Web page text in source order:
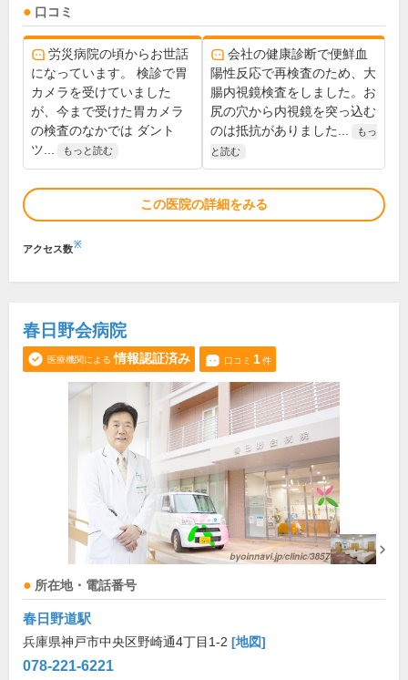
口コミ
労災病院の頃からお世話
になっています。 検診で胃
カメラを受けていました
が、今まで受けた胃カメラ
の検査のなかでは ダント
ツ...
もっと読む
会社の健康診断で便鮮血
陽性反応で再検査のため、大
腸内視鏡検査をしました。お
尻の穴から内視鏡を突っ込む
のは抵抗がありました...
もっ
と読む
この医院の詳細をみる
アクセス数※
春日野会病院
医療機関による 情報認証済み 口コミ 1件
所在地・電話番号
春日野道駅
兵庫県神戸市中央区野崎通4丁目1-2 [地図]
078-221-6221